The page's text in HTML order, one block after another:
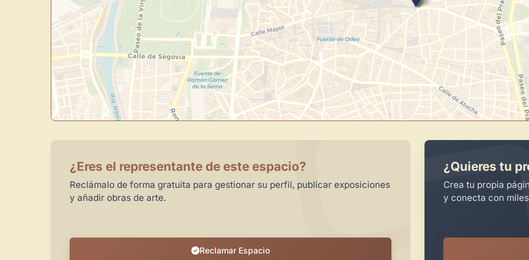
¿Eres el representante de este espacio?
Reclámalo de forma gratuita para gestionar su perfil, publicar exposiciones
y añadir obras de arte.
Reclamar Espacio
¿Quieres tu
Crea tu propia
y conecta con